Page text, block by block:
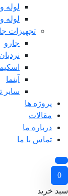
لوله
لوله
تجهیزات
جارو
نردبان
آبنما
سایر
پروژه ها
مقالات
درباره ما
تماس با ما
0
سبد خرید